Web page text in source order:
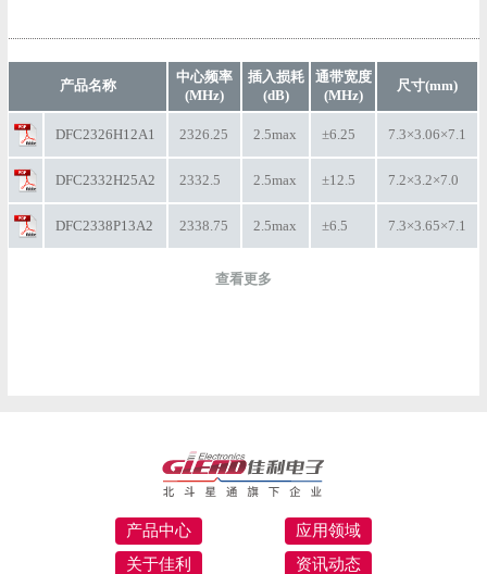
产品名称
中心频率
(MHz)
插入损耗
(dB)
通带宽度
(MHz)
尺寸(mm)
DFC2326H12A1 2326.25 2.5max ±6.25 7.3×3.06×7.1
DFC2332H25A2 2332.5 2.5max ±12.5 7.2×3.2×7.0
DFC2338P13A2 2338.75 2.5max ±6.5 7.3×3.65×7.1
查看更多
产品中心
应用领域
关于佳利
资讯动态